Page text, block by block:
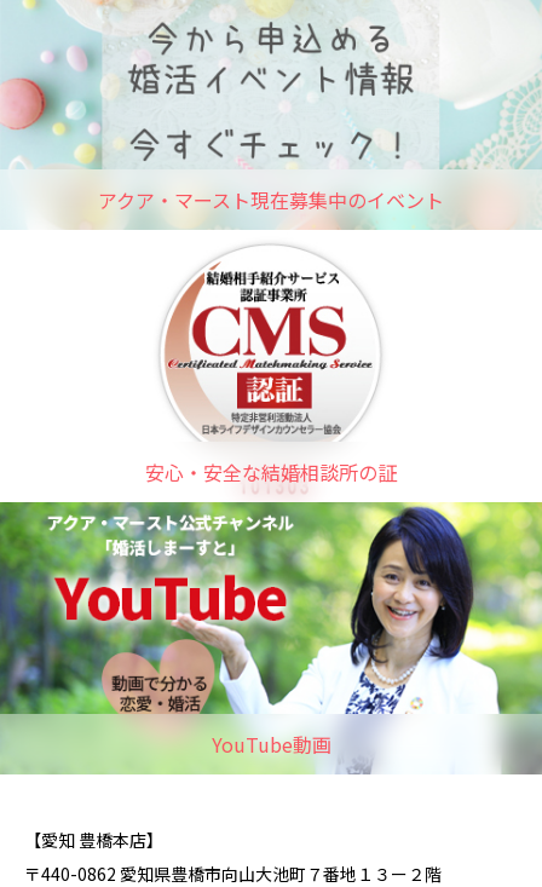
アクア・マースト現在募集中のイベント
安心・安全な結婚相談所の証
YouTube動画
【愛知 豊橋本店】
〒440-0862 愛知県豊橋市向山大池町７番地１３ー２階